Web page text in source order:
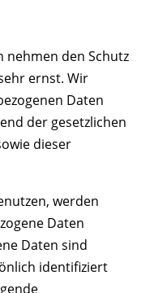
nehmen den Schutz
ernst. Wir
Daten
der gesetzlichen
dieser
werden
Daten
Daten sind
identifiziert